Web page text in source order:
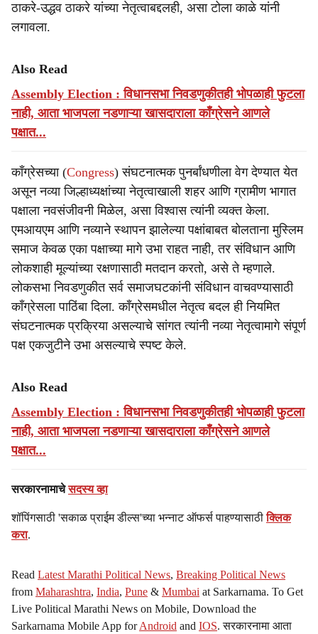
ठाकरे-उद्धव ठाकरे यांच्या नेतृत्वाबद्दलही, असा टोला काळे यांनी
लगावला.
Also Read
Assembly Election : विधानसभा निवडणुकीतही भोपळाही फुटला
नाही, आता भाजपला नडणाऱ्या खासदाराला काँग्रेसने आणले
पक्षात...
काँग्रेसच्या (Congress) संघटनात्मक पुनर्बांधणीला वेग देण्यात येत
असून नव्या जिल्हाध्यक्षांच्या नेतृत्वाखाली शहर आणि ग्रामीण भागात
पक्षाला नवसंजीवनी मिळेल, असा विश्वास त्यांनी व्यक्त केला.
एमआयएम आणि नव्याने स्थापन झालेल्या पक्षांबाबत बोलताना मुस्लिम
समाज केवळ एका पक्षाच्या मागे उभा राहत नाही, तर संविधान आणि
लोकशाही मूल्यांच्या रक्षणासाठी मतदान करतो, असे ते म्हणाले.
लोकसभा निवडणुकीत सर्व समाजघटकांनी संविधान वाचवण्यासाठी
काँग्रेसला पाठिंबा दिला. काँग्रेसमधील नेतृत्व बदल ही नियमित
संघटनात्मक प्रक्रिया असल्याचे सांगत त्यांनी नव्या नेतृत्वामागे संपूर्ण
पक्ष एकजुटीने उभा असल्याचे स्पष्ट केले.
Also Read
Assembly Election : विधानसभा निवडणुकीतही भोपळाही फुटला
नाही, आता भाजपला नडणाऱ्या खासदाराला काँग्रेसने आणले
पक्षात...
सरकारनामाचेसदस्य व्हा
शॉपिंगसाठी 'सकाळ प्राईम डील्स'च्या भन्नाट ऑफर्स पाहण्यासाठीक्लिक
करा.
Read Latest Marathi Political News, Breaking Political News
from Maharashtra, India, Pune & Mumbai at Sarkarnama. To Get
Live Political Marathi News on Mobile, Download the
Sarkarnama Mobile App forAndroid and IOS. सरकारनामा आता